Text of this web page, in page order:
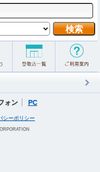
ォン PC
シーポリシー